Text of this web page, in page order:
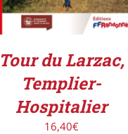
Tour du Larzac,
Templier-
Hospitalier
16,40€